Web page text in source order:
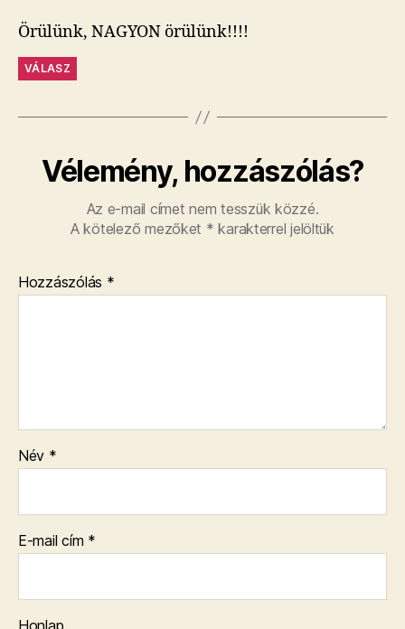
Örülünk, NAGYON örülünk!!!!
VÁLASZ
Vélemény, hozzászólás?
Az e-mail címet nem tesszük közzé.
A kötelező mezőket * karakterrel jelöltük
Hozzászólás *
Név *
E-mail cím *
Honlap